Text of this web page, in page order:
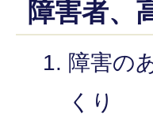
障害者、
障害の
くり